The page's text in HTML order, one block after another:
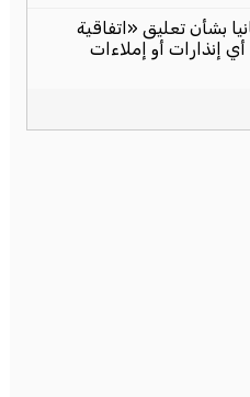
بشأن تعليق «اتفاقية
إنذارات أو إملاءات